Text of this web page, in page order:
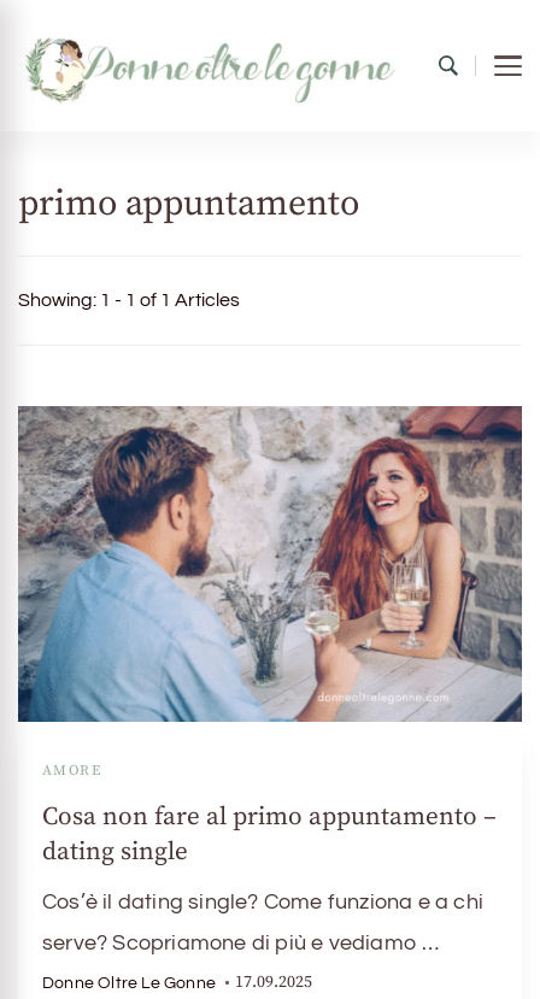
primo appuntamento
Showing: 1 - 1 of 1 Articles
AMORE
Cosa non fare al primo appuntamento –
dating single
Cos’è il dating single? Come funziona e a chi
serve? Scopriamone di più e vediamo …
Donne Oltre Le Gonne 17.09.2025